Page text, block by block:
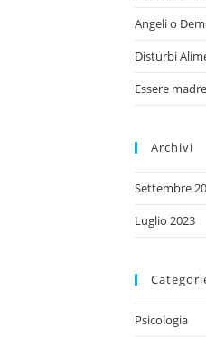
Angeli o
Disturbi
Essere
Archivi
Settembre
Luglio 2023
Psicologia